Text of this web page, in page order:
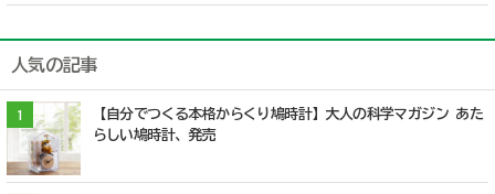
人気の記事
1
【自分でつくる本格からくり鳩時計】大人の科学マガジン あた
らしい鳩時計、発売